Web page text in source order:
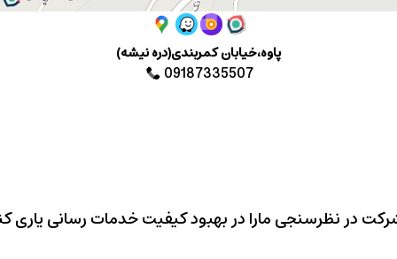
پاوه،خیابان کمربندی(دره نیشه)
09187335507
در نظرسنجی مارا در بهبود کیفیت خدمات رسانی یاری